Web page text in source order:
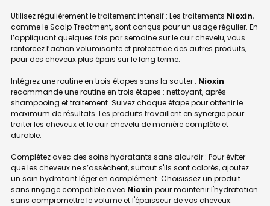
Utilisez régulièrement le traitement intensif : Les traitements Nioxin,
comme le Scalp Treatment, sont conçus pour un usage régulier. En
l’appliquant quelques fois par semaine sur le cuir chevelu, vous
renforcez l’action volumisante et protectrice des autres produits,
pour des cheveux plus épais sur le long terme.
Intégrez une routine en trois étapes sans la sauter : Nioxin
recommande une routine en trois étapes : nettoyant, après-
shampooing et traitement. Suivez chaque étape pour obtenir le
maximum de résultats. Les produits travaillent en synergie pour
traiter les cheveux et le cuir chevelu de manière complète et
durable.
Complétez avec des soins hydratants sans alourdir : Pour éviter
que les cheveux ne s’assèchent, surtout s'ils sont colorés, ajoutez
un soin hydratant léger en complément. Choisissez un produit
sans rinçage compatible avec Nioxin pour maintenir l'hydratation
sans compromettre le volume et l'épaisseur de vos cheveux.